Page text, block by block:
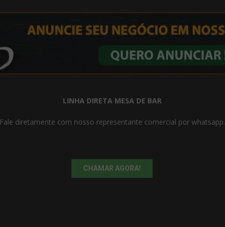
LINHA DIRETA MESA DE BAR
Fale diretamente com nosso representante comercial por whatsapp.
CHAMAR AGORA!